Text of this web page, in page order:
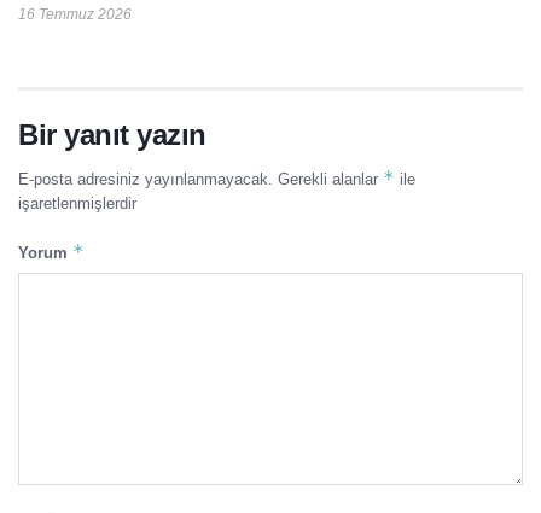
16 Temmuz 2026
Bir yanıt yazın
E-posta adresiniz yayınlanmayacak. Gerekli alanlar * ile
işaretlenmişlerdir
Yorum *